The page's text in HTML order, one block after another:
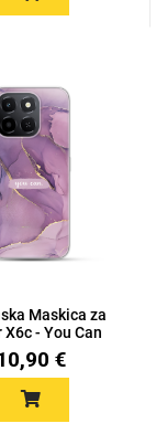
Maskica za
X6c - You Can
€